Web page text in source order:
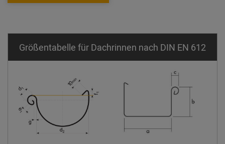
Größentabelle für Dachrinnen nach DIN EN 612